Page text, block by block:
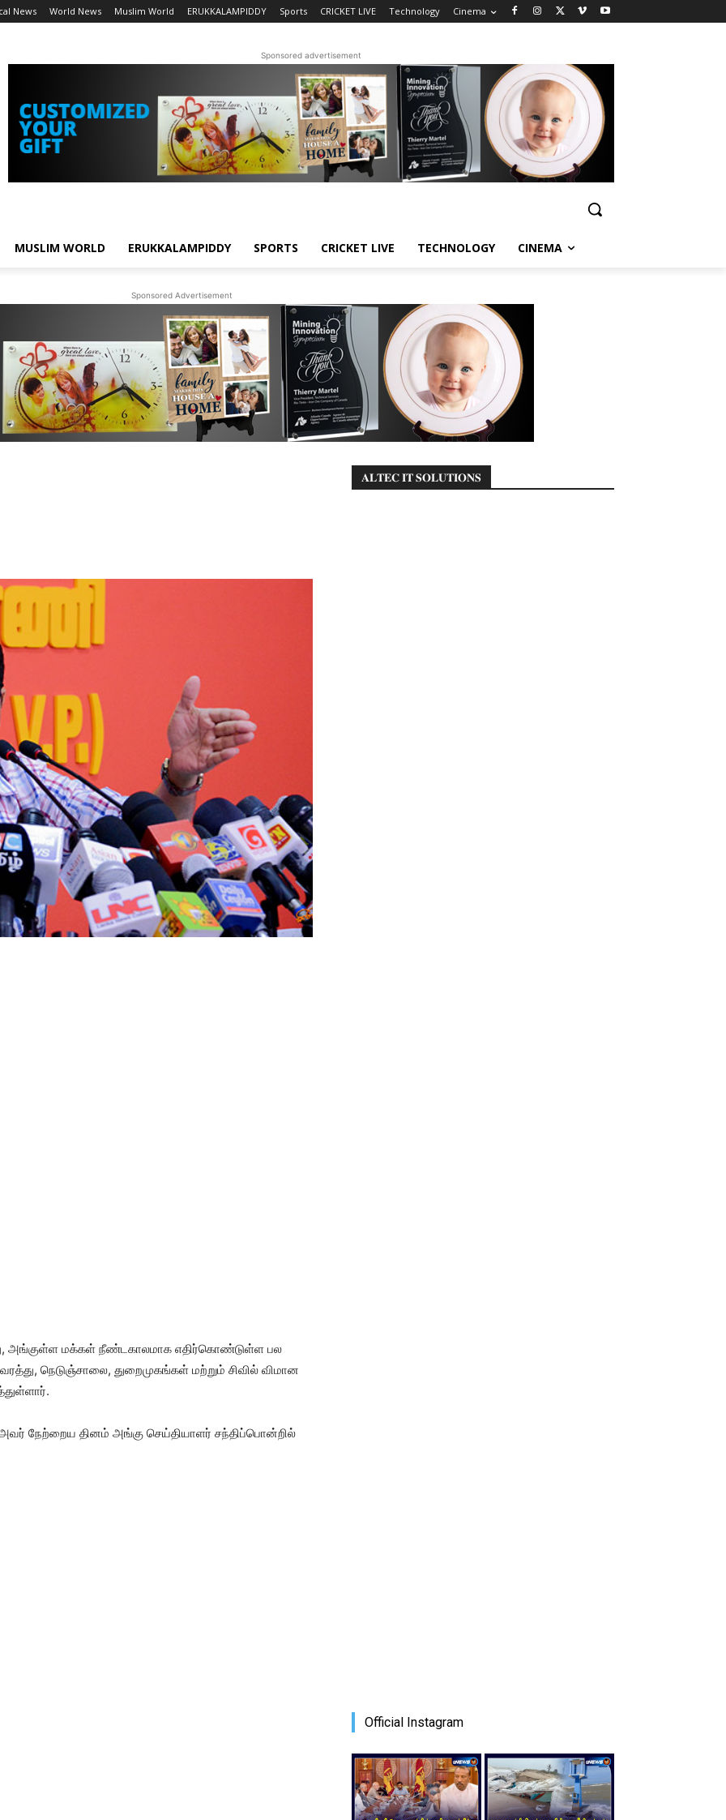
News World News Muslim World ERUKKALAMPIDDY Sports CRICKET LIVE Technology Cinema
Sponsored advertisement
MUSLIM WORLD ERUKKALAMPIDDY SPORTS CRICKET LIVE TECHNOLOGY CINEMA
Sponsored Advertisement
அங்குள்ள மக்கள் நீண்டகாலமாக எதிர்கொண்டுள்ள பல
நெடுஞ்சாலை, துறைமுகங்கள் மற்றும் சிவில் விமான
நேற்றைய தினம் அங்கு செய்தியாளர் சந்திப்பொன்றில்
𝐀𝐋𝐓𝐄𝐂 𝐈𝐓 𝐒𝐎𝐋𝐔𝐓𝐈𝐎𝐍𝐒
Official Instagram